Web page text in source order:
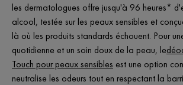
les dermatologues offre jusqu'à 96 heures*
alcool, testée sur les peaux sensibles et
là où les produits standards échouent. Pour
quotidienne et un soin doux de la peau, le
Touch pour peaux sensibles est une option
neutralise les odeurs tout en respectant la